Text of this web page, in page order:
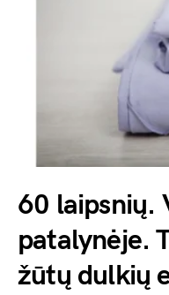
60 laipsnių.
patalynėje.
žūtų dulkių